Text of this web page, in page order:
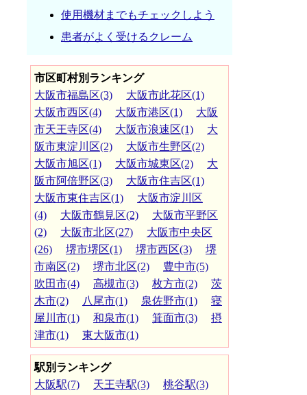
使用機材までもチェックしよう
患者がよく受けるクレーム
市区町村別ランキング
大阪市福島区(3)
大阪市此花区(1)
大阪市西区(4)
大阪市港区(1)
大阪
市天王寺区(4)
大阪市浪速区(1)
大
阪市東淀川区(2)
大阪市生野区(2)
大阪市旭区(1)
大阪市城東区(2)
大
阪市阿倍野区(3)
大阪市住吉区(1)
大阪市東住吉区(1)
大阪市淀川区
(4)
大阪市鶴見区(2)
大阪市平野区
(2)
大阪市北区(27)
大阪市中央区
(26)
堺市堺区(1) 堺市西区(3)
堺
市南区(2)
堺市北区(2)
豊中市(5)
吹田市(4)
高槻市(3) 枚方市(2)
茨
木市(2)
八尾市(1) 泉佐野市(1)
寝
屋川市(1)
和泉市(1) 箕面市(3)
摂
津市(1)
東大阪市(1)
駅別ランキング
大阪駅(7)
天王寺駅(3)
桃谷駅(3)